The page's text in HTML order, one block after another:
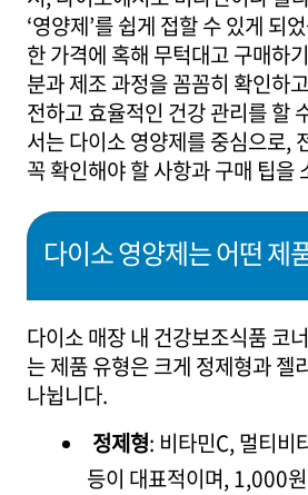
‘영양제’를 쉽게 접할 수 있게 되
한 가격에 혹해 무턱대고 구매하
분과 제조 과정을 꼼꼼히 확인하
전하고 효율적인 건강 관리를 할
서는 다이소 영양제를 중심으로,
꼭 확인해야 할 사항과 구매 팁을
다이소 영양제는 어떤 제
다이소 매장 내 건강보조식품 코
는 제품 유형은 크게 정제형과 젤
나뉩니다.
정제형: 비타민C, 멀티비
등이 대표적이며, 1,000